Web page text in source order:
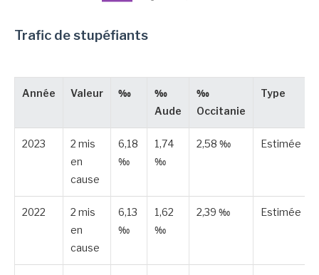
Trafic de stupéfiants
Année Valeur ‰
‰
Aude
‰
Occitanie
Type
2023
2 mis
en
cause
6,18
‰
1,74
‰
2,58 ‰ Estimée
2022
2 mis
en
cause
6,13
‰
1,62
‰
2,39 ‰ Estimée